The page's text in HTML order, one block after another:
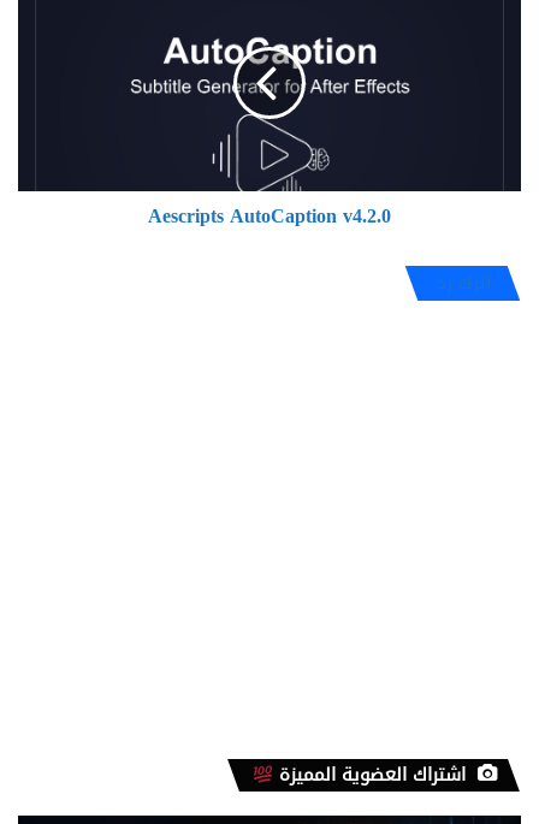
Aescripts AutoCaption v4.2.0
اترك رد
اشتراك العضوية المميزة